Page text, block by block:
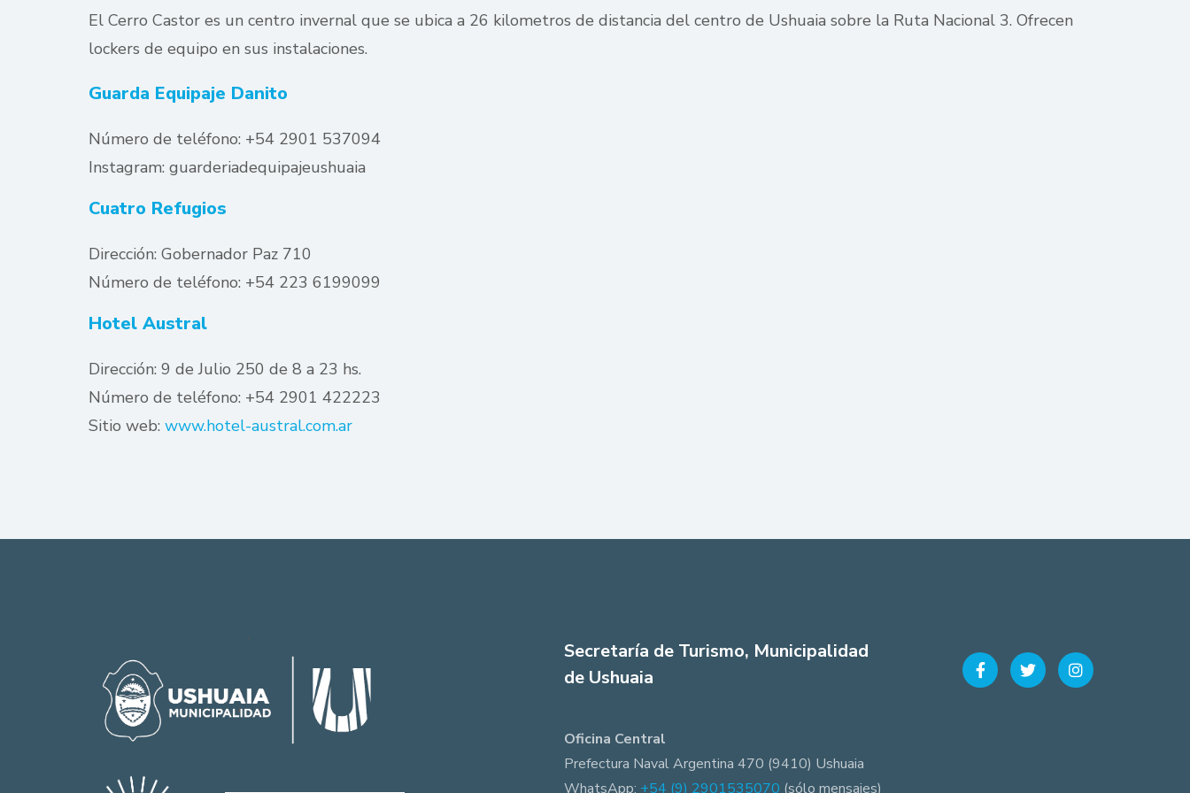
El Cerro Castor es un centro invernal que se ubica a 26 kilometros de distancia del centro de Ushuaia sobre la Ruta Nacional 3. Ofrecen
lockers de equipo en sus instalaciones.
Guarda Equipaje Danito
Número de teléfono: +54 2901 537094
Instagram: guarderiadequipajeushuaia
Cuatro Refugios
Dirección: Gobernador Paz 710
Número de teléfono: +54 223 6199099
Hotel Austral
Dirección: 9 de Julio 250 de 8 a 23 hs.
Número de teléfono: +54 2901 422223
Sitio web: www.hotel-austral.com.ar
Secretaría de Turismo, Municipalidad
de Ushuaia
Oficina Central
Prefectura Naval Argentina 470 (9410) Ushuaia
WhatsApp: +54 (9) 2901535070 (sólo mensajes)